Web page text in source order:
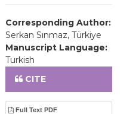
Corresponding Author:
Serkan Sınmaz, Türkiye
Manuscript Language:
Turkish
CITE
Full Text PDF